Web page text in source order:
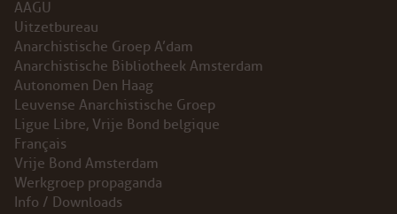
HISTORY OF THE VRIJE BOND
FREE ASSOCIATION
AAGU
Uitzetbureau
Anarchistische Groep A’dam
Anarchistische Bibliotheek Amsterdam
Autonomen Den Haag
Leuvense Anarchistische Groep
Ligue Libre, Vrije Bond belgique
Français
Vrije Bond Amsterdam
Werkgroep propaganda
Info / Downloads